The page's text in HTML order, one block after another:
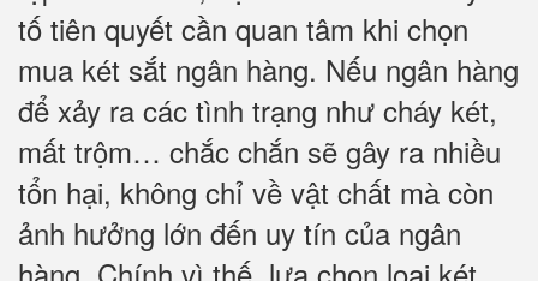
tố tiên quyết cần quan tâm khi chọn
mua két sắt ngân hàng. Nếu ngân hàng
để xảy ra các tình trạng như cháy két,
mất trộm… chắc chắn sẽ gây ra nhiều
tổn hại, không chỉ về vật chất mà còn
ảnh hưởng lớn đến uy tín của ngân